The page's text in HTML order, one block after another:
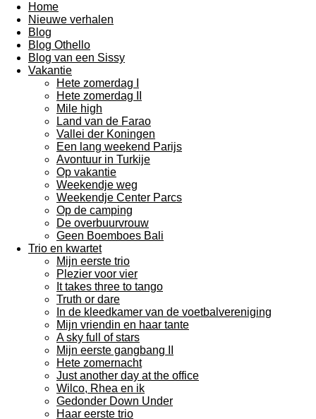
Home
Nieuwe verhalen
Blog
Blog Othello
Blog van een Sissy
Vakantie
Hete zomerdag I
Hete zomerdag II
Mile high
Land van de Farao
Vallei der Koningen
Een lang weekend Parijs
Avontuur in Turkije
Op vakantie
Weekendje weg
Weekendje Center Parcs
Op de camping
De overbuurvrouw
Geen Boemboes Bali
Trio en kwartet
Mijn eerste trio
Plezier voor vier
It takes three to tango
Truth or dare
In de kleedkamer van de voetbalvereniging
Mijn vriendin en haar tante
A sky full of stars
Mijn eerste gangbang II
Hete zomernacht
Just another day at the office
Wilco, Rhea en ik
Gedonder Down Under
Haar eerste trio